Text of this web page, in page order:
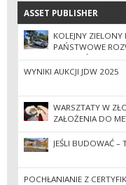
ASSET PUBLISHER
ASSET PUBLISHER
KOLEJNY
PAŃSTWOWE
POJAZDÓW
WYNIKI AUKCJI JDW 2025
WARSZTATY W
ZAŁOŻENIA DO
ZACHODNIEGO I
ŻYCIE LASU”
JEŚLI BUDOWAĆ –
POCHŁANIANIE Z